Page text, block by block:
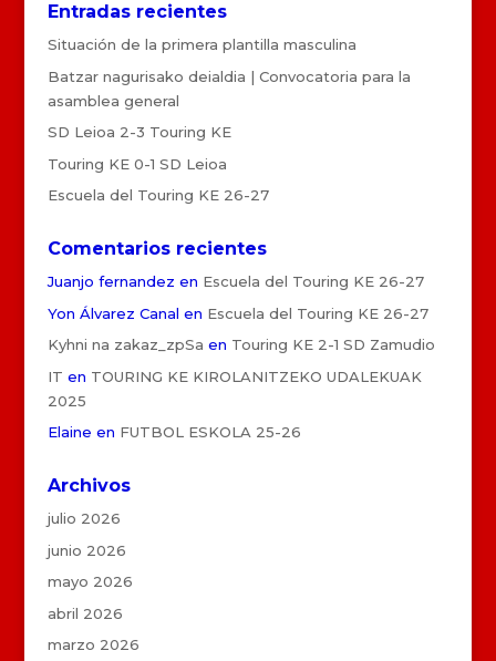
Entradas recientes
Situación de la primera plantilla masculina
Batzar nagurisako deialdia | Convocatoria para la
asamblea general
SD Leioa 2-3 Touring KE
Touring KE 0-1 SD Leioa
Escuela del Touring KE 26-27
Comentarios recientes
Juanjo fernandez en Escuela del Touring KE 26-27
Yon Álvarez Canal en Escuela del Touring KE 26-27
Kyhni na zakaz_zpSa en Touring KE 2-1 SD Zamudio
IT en TOURING KE KIROLANITZEKO UDALEKUAK
2025
Elaine en FUTBOL ESKOLA 25-26
Archivos
julio 2026
junio 2026
mayo 2026
abril 2026
marzo 2026